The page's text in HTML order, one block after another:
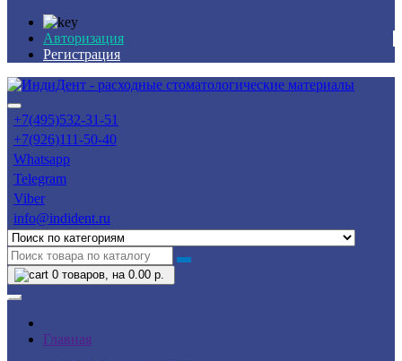
Авторизация
Регистрация
+7(495)532-31-51
+7(926)111-50-40
Whatsapp
Telegram
Viber
info@indident.ru
0 товаров, на 0.00 р.
Главная